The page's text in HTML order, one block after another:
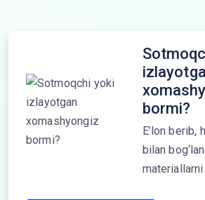
bormi?
E’lon berib,
bilan